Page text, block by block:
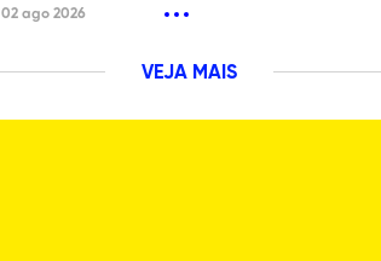
02 ago 2026
VEJA MAIS